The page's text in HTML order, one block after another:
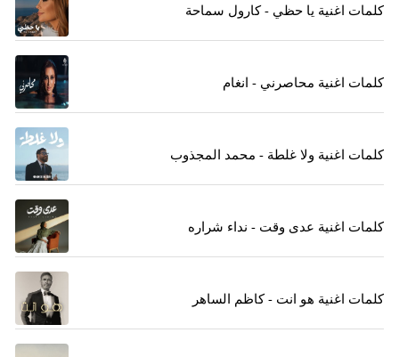
كلمات اغنية يا حظي - كارول سماحة
كلمات اغنية محاصرني - انغام
كلمات اغنية ولا غلطة - محمد المجذوب
كلمات اغنية عدى وقت - نداء شراره
كلمات اغنية هو انت - كاظم الساهر